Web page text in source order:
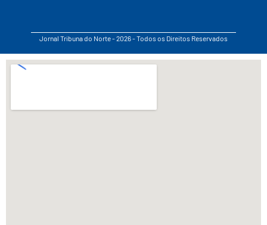
Jornal Tribuna do Norte - 2026 - Todos os Direitos Reservados